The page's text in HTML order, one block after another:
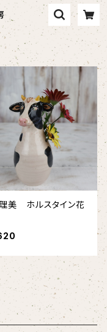
美 ホルスタイン花